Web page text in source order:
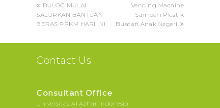
previous
post:
BULOG MULAI
SALURKAN BANTUAN
BERAS PPKM HARI INI
next
post:
Vending Machine
Sampah Plastik
Buatan Anak Negeri
Contact Us
Consultant Office
Universitas Al Azhar Indonesia